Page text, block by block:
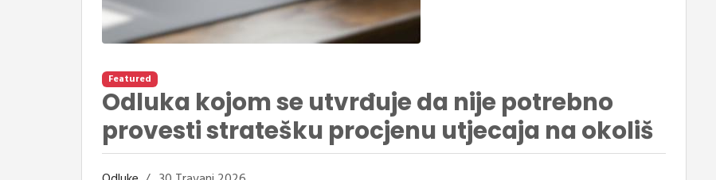
Featured
Odluka kojom se utvrđuje da nije potrebno
provesti stratešku procjenu utjecaja na okoliš